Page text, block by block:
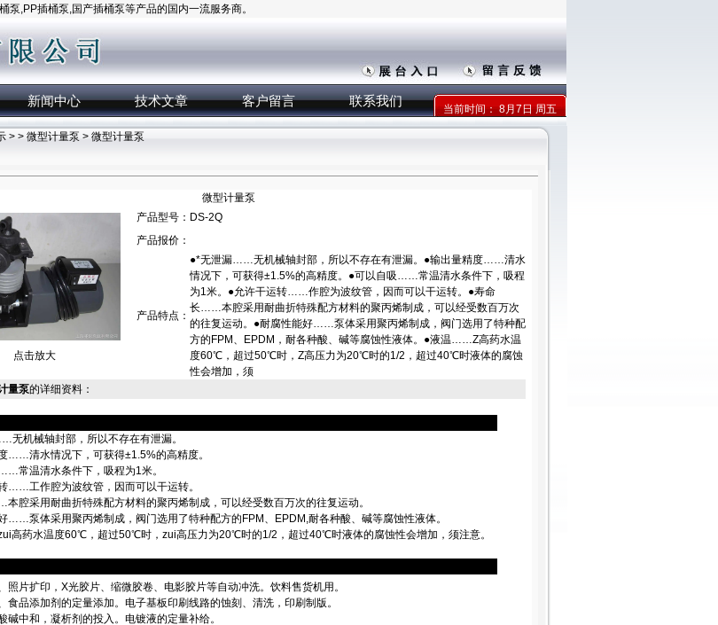
,PP插桶泵,国产插桶泵等产品的国内一流服务商。
新闻中心 技术文章 客户留言 联系我们
当前时间：8月7日 周五
> > 微型计量泵 > 微型计量泵
微型计量泵
点击放大
产品型号： DS-2Q
产品报价：
产品特点：
●*无泄漏……无机械轴封部，所以不存在有泄漏。●输出量精度……清水
情况下，可获得±1.5%的高精度。●可以自吸……常温清水条件下，吸程
为1米。●允许干运转……作腔为波纹管，因而可以干运转。●寿命
长……本腔采用耐曲折特殊配方材料的聚丙烯制成，可以经受数百万次
的往复运动。●耐腐性能好……泵体采用聚丙烯制成，阀门选用了特种配
方的FPM、EPDM，耐各种酸、碱等腐蚀性液体。●液温……Z高药水温
度60℃，超过50℃时，Z高压力为20℃时的1/2，超过40℃时液体的腐蚀
性会增加，须
量泵的详细资料：
无机械轴封部，所以不存在有泄漏。
……清水情况下，可获得±1.5%的高精度。
常温清水条件下，吸程为1米。
……工作腔为波纹管，因而可以干运转。
腔采用耐曲折特殊配方材料的聚丙烯制成，可以经受数百万次的往复运动。
……泵体采用聚丙烯制成，阀门选用了特种配方的FPM、EPDM,耐各种酸、碱等腐蚀性液体。
高药水温度60℃，超过50℃时，zui高压力为20℃时的1/2，超过40℃时液体的腐蚀性会增加，须注意。
照片扩印，X光胶片、缩微胶卷、电影胶片等自动冲洗。饮料售货机用。
食品添加剂的定量添加。电子基板印刷线路的蚀刻、清洗，印刷制版。
碱中和，凝析剂的投入。电镀液的定量补给。